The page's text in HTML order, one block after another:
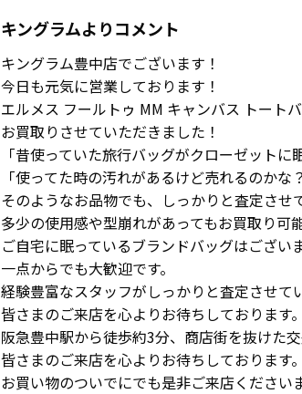
キングラムよりコメント
キングラム豊中店でございます！
今日も元気に営業しております！
エルメス フールトゥ MM キャンバス トート
お買取りさせていただきました！
「昔使っていた旅行バッグがクローゼットに
「使ってた時の汚れがあるけど売れるのかな
そのようなお品物でも、しっかりと査定させ
多少の使用感や型崩れがあってもお買取り可能
ご自宅に眠っているブランドバッグはござい
一点からでも大歓迎です。
経験豊富なスタッフがしっかりと査定させて
皆さまのご来店を心よりお待ちしております。
阪急豊中駅から徒歩約3分、商店街を抜けた
皆さまのご来店を心よりお待ちしております。
お買い物のついでにでも是非ご来店ください